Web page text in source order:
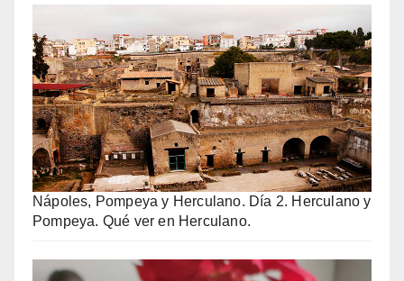
Nápoles, Pompeya y Herculano. Día 2. Herculano y
Pompeya. Qué ver en Herculano.